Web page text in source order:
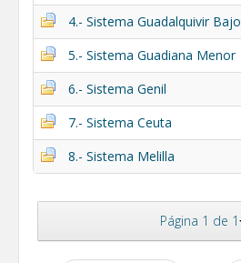
4.- Sistema Guadalquivir Bajo
5.- Sistema Guadiana Menor
6.- Sistema Genil
7.- Sistema Ceuta
8.- Sistema Melilla
Página 1 de 1